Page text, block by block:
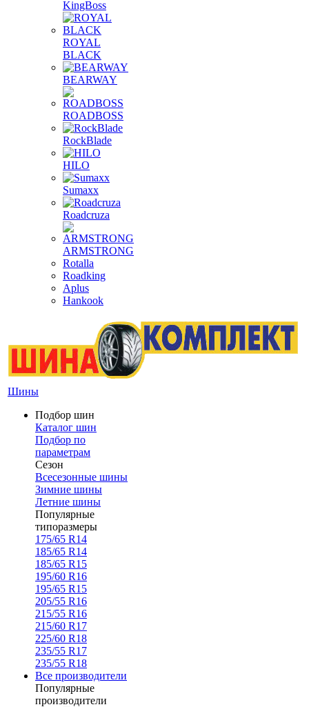
KingBoss
ROYAL
BLACK
BEARWAY
ROADBOSS
RockBlade
HILO
Sumaxx
Roadcruza
ARMSTRONG
Rotalla
Roadking
Aplus
Hankook
Шины
Подбор шин
Каталог шин
Подбор по
параметрам
Сезон
Всесезонные шины
Зимние шины
Летние шины
Популярные
типоразмеры
175/65 R14
185/65 R14
185/65 R15
195/60 R16
195/65 R15
205/55 R16
215/55 R16
215/60 R17
225/60 R18
235/55 R17
235/55 R18
Все производители
Популярные
производители